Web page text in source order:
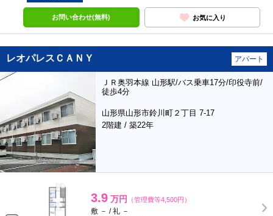
お問い合わせ(無料) お気に入り
レオパレスＣＡＮＹ アパート
ＪＲ奥羽本線 山形駅/バス乗車17分/印役寺前/
徒歩4分
山形県山形市鈴川町２丁目 7-17
2階建 / 築22年
3.9 万円 （管理費等4,500円）
敷 － / 礼 －